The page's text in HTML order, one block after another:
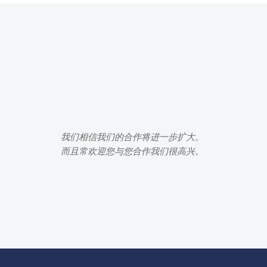
我们相信我们的合作将进一步扩大。
而且常欢迎您与您合作我们很高兴。